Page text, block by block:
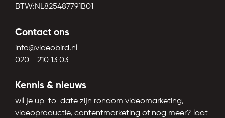
BTW:NL825487791B01
Contact ons
info@videobird.nl
020 - 210 13 03
Kennis & nieuws
wil je up-to-date zijn rondom videomarketing,
videoproductie, contentmarketing of nog meer? laat